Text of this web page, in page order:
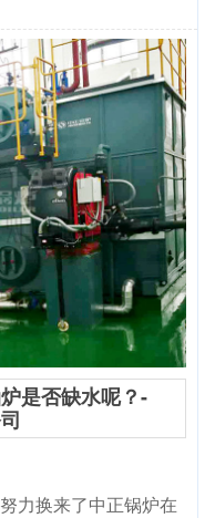
是否缺水呢？-
力换来了中正锅炉在